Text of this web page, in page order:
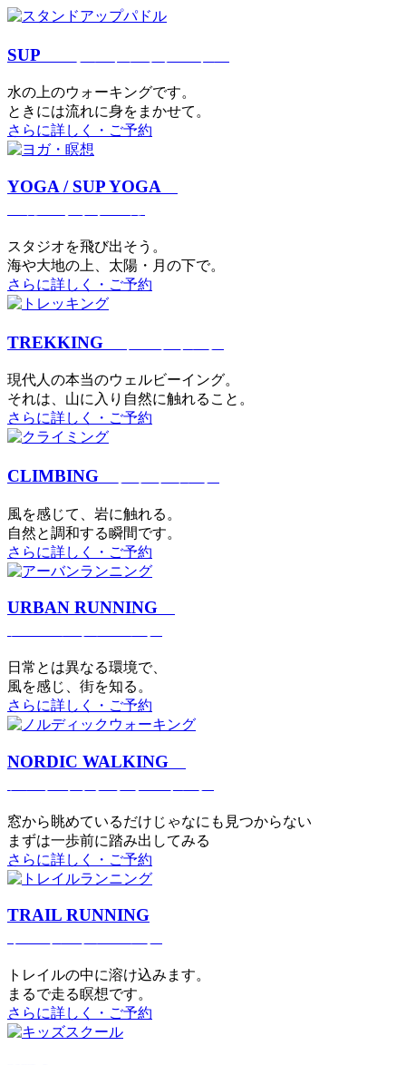
SUP
⽔の上のウォーキングです。
ときには流れに身をまかせて。
さらに詳しく・ご予約
YOGA / SUP YOGA
スタジオを⾶び出そう。
海や大地の上、太陽・⽉の下で。
さらに詳しく・ご予約
TREKKING
現代⼈の本当のウェルビーイング。
それは、⼭に⼊り⾃然に触れること。
さらに詳しく・ご予約
CLIMBING
⾵を感じて、岩に触れる。
⾃然と調和する瞬間です。
さらに詳しく・ご予約
URBAN RUNNING
日常とは異なる環境で、
風を感じ、街を知る。
さらに詳しく・ご予約
NORDIC WALKING
窓から眺めているだけじゃなにも見つからない
まずは一歩前に踏み出してみる
さらに詳しく・ご予約
TRAIL RUNNING
トレイルの中に溶け込みます。
まるで⾛る瞑想です。
さらに詳しく・ご予約